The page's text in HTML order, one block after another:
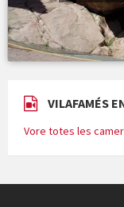
VILAFAMÉS
Vore totes les